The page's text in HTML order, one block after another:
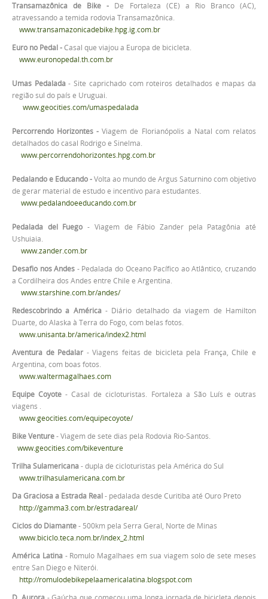
Transamazônica de Bike - De Fortaleza (CE) a Rio Branco (AC),
atravessando a temida rodovia Transamazônica.
www.transamazonicadebike.hpg.ig.com.br
Euro no Pedal -Casal que viajou a Europa de bicicleta.
www.euronopedal.th.com.br
Umas Pedalada- Site caprichado com roteiros detalhados e mapas da
região sul do país e Uruguai.
www.geocities.com/umaspedalada
Percorrendo Horizontes -Viagem de Florianópolis a Natal com relatos
detalhados do casal Rodrigo e Sinelma.
www.percorrendohorizontes.hpg.com.br
Pedalando e Educando -Volta ao mundo de Argus Saturnino com objetivo
de gerar material de estudo e incentivo para estudantes.
www.pedalandoeeducando.com.br
Pedalada del Fuego- Viagem de Fábio Zander pela Patagônia até
Ushuiaia.
www.zander.com.br
Desafio nos Andes - Pedalada do Oceano Pacífico ao Atlântico, cruzando
a Cordilheira dos Andes entre Chile e Argentina.
www.starshine.com.br/andes/
Redescobrindo a América - Diário detalhado da viagem de Hamilton
Duarte, do Alaska à Terra do Fogo, com belas fotos.
www.unisanta.br/america/index2.html
Aventura de Pedalar - Viagens feitas de bicicleta pela França, Chile e
Argentina, com boas fotos.
www.waltermagalhaes.com
Equipe Coyote - Casal de cicloturistas. Fortaleza a São Luís e outras
viagens .
www.geocities.com/equipecoyote/
Bike Venture- Viagem de sete dias pela Rodovia Rio-Santos.
www.geocities.com/bikeventure
Trilha Sulamericana- dupla de cicloturistas pela América do Sul
www.trilhasulamericana.com.br
Da Graciosa a Estrada Real- pedalada desde Curitiba até Ouro Preto
http://gamma3.com.br/estradareal/
Ciclos do Diamante- 500km pela Serra Geral, Norte de Minas
www.biciclo.teca.nom.br/index_2.html
América Latina - Romulo Magalhaes em sua viagem solo de sete meses
entre San Diego e Niterói.
http://romulodebikepelaamericalatina.blogspot.com